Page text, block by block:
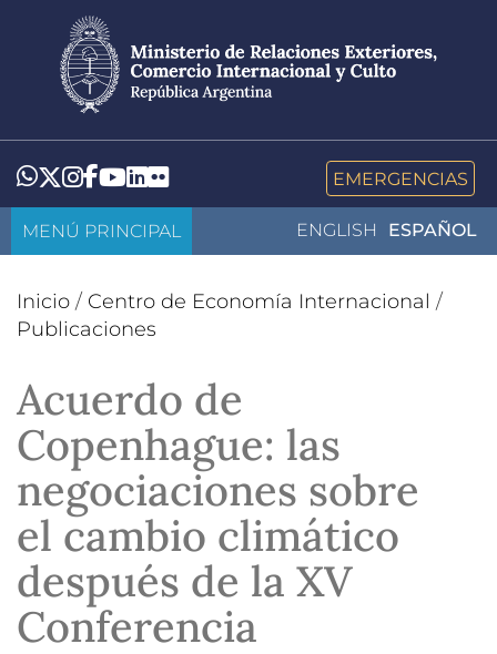
contenido
principal
Whatsapp
Twitter
Instagram
Facebook
YouTube
LinkedIn
Flickr EMERGENCIAS
ENGLISH ESPAÑOL
MENÚ PRINCIPAL
Inicio / Centro de Economía Internacional /
Publicaciones
Acuerdo de
Copenhague: las
negociaciones sobre
el cambio climático
después de la XV
Conferencia